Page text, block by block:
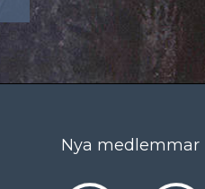
Nya medlemmar